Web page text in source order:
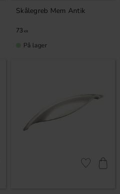
Skålegreb Mem Antik
73 KR
På lager
favorit Gem som